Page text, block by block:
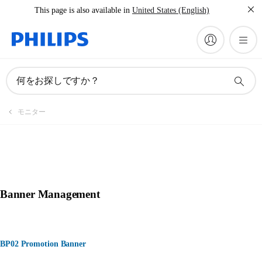
This page is also available in United States (English)
何をお探しですか？
モニター
Banner Management
BP02 Promotion Banner